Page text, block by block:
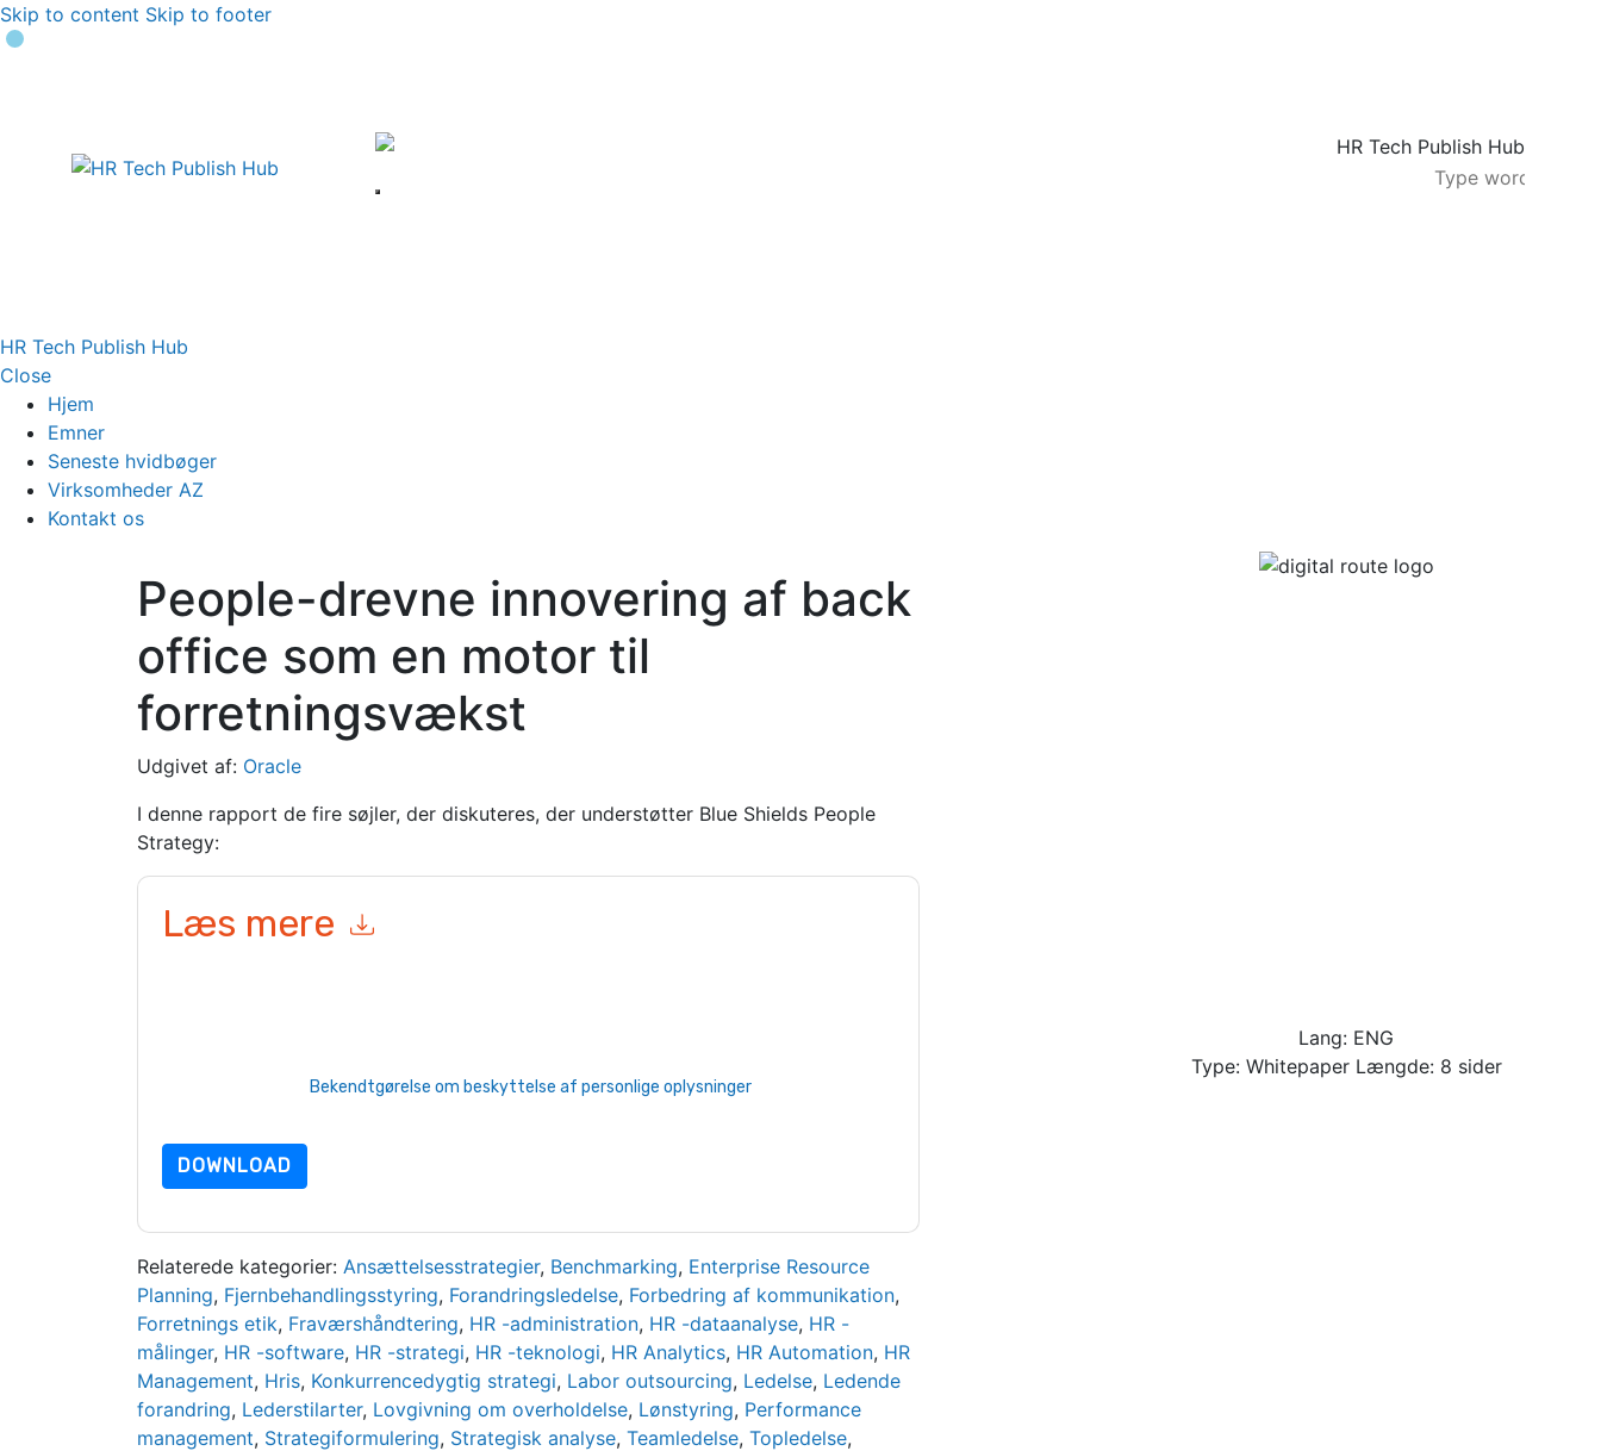
Skip to content Skip to footer
HR Tech Publish Hub
Close
Hjem
Emner
Seneste hvidbøger
Virksomheder AZ
Kontakt os
People-drevne innovering af back
office som en motor til
forretningsvækst
Udgivet af: Oracle
I denne rapport de fire søjler, der diskuteres, der understøtter Blue Shields People
Strategy:
Læs mere
Bekendtgørelse om beskyttelse af personlige oplysninger. Hvis du har
DOWNLOAD
Relaterede kategorier: Ansættelsesstrategier, Benchmarking, Enterprise Resource
Planning, Fjernbehandlingsstyring, Forandringsledelse, Forbedring af kommunikation,
Forretnings etik, Fraværshåndtering, HR -administration, HR -dataanalyse, HR -
målinger, HR -software, HR -strategi, HR -teknologi, HR Analytics, HR Automation, HR
Management, Hris, Konkurrencedygtig strategi, Labor outsourcing, Ledelse, Ledende
forandring, Lederstilarter, Lovgivning om overholdelse, Lønstyring, Performance
management, Strategiformulering, Strategisk analyse, Teamledelse, Topledelse,
Lang: ENG
Type: Whitepaper Længde: 8 sider